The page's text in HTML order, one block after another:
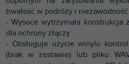
trwałość w podróży i
- Wysoce wytrzymała konstrukcja
dla ochrony złączy
- Obsługuje użycie winylu
(brak w zestawie) lub pliku